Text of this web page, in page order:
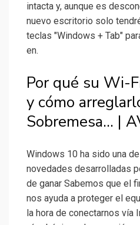
intacta y, aunque es
nuevo escritorio solo
teclas "Windows + Tab"
en.
Por qué su Wi-
y cómo
Sobremesa... |
Windows 10 ha sido una
novedades desarrolladas
de ganar Sabemos que el
nos ayuda a proteger el
la hora de conectarnos vía